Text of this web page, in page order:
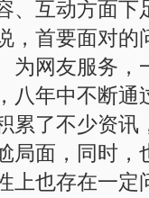
、互动方面下
，首要面对的
为网友服务，
八年中不断通
累了不少资讯
局面，同时，
上也存在一定